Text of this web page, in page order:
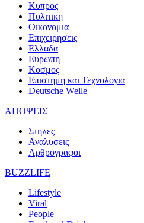
Κυπρος
Πολιτικη
Οικονομια
Επιχειρησεις
Ελλαδα
Ευρωπη
Κοσμος
Επιστημη και Τεχνολογια
Deutsche Welle
ΑΠΟΨΕΙΣ
Στηλες
Αναλυσεις
Αρθρογραφοι
BUZZLIFE
Lifestyle
Viral
People